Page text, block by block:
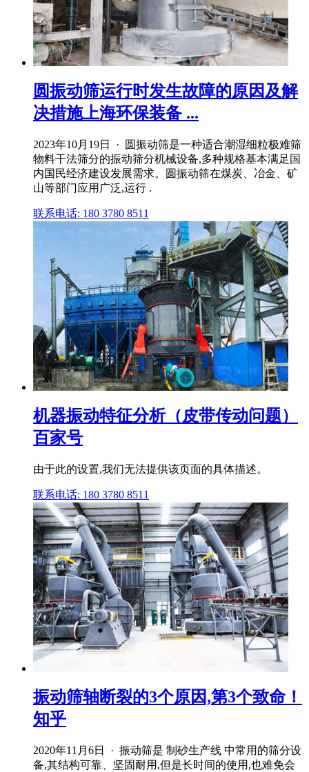
圆振动筛运行时发生故障的原因及解
决措施上海环保装备 ...
2023年10月19日 · 圆振动筛是一种适合潮湿细粒极难筛
物料干法筛分的振动筛分机械设备,多种规格基本满足国
内国民经济建设发展需求。圆振动筛在煤炭、冶金、矿
山等部门应用广泛,运行 .
联系电话: 180 3780 8511
机器振动特征分析（皮带传动问题）
百家号
由于此的设置,我们无法提供该页面的具体描述。
联系电话: 180 3780 8511
振动筛轴断裂的3个原因,第3个致命！
知乎
2020年11月6日 · 振动筛是 制砂生产线 中常用的筛分设
备,其结构可靠、坚固耐用,但是长时间的使用,也难免会